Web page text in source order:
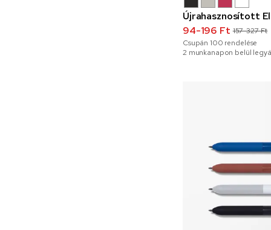
Újrahasznosított
94-196 Ft 157-327 Ft
Csupán 100 rendelése
2 munkanapon belül